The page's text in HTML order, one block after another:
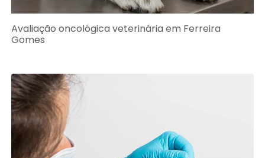
Avaliação oncológica veterinária em Ferreira
Gomes